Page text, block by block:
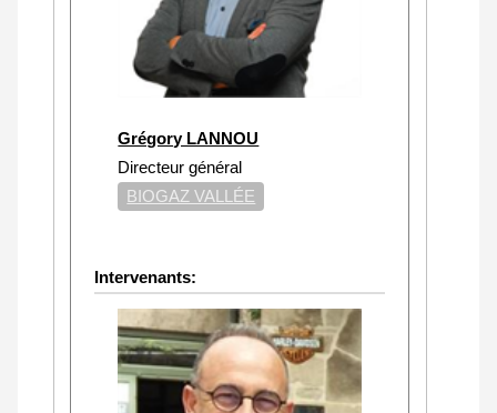
Grégory LANNOU
Directeur général
BIOGAZ VALLÉE
Intervenants: